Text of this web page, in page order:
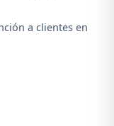
a clientes en